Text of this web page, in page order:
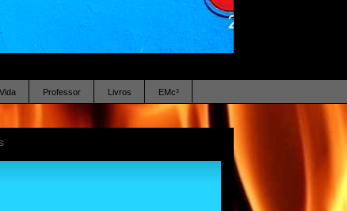
Vida Professor Livros EMc³